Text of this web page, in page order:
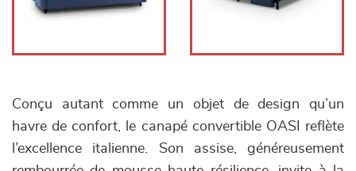
Conçu autant comme un objet de design qu’un
havre de confort, le canapé convertible OASI reflète
l’excellence italienne. Son assise, généreusement